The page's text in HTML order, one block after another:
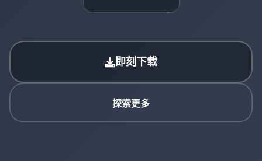
即刻下载
探索更多